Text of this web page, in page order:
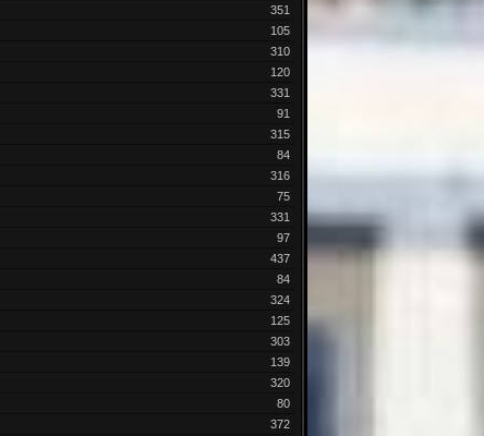
351
105
310
120
331
91
315
84
316
75
331
97
437
84
324
125
303
139
320
80
372